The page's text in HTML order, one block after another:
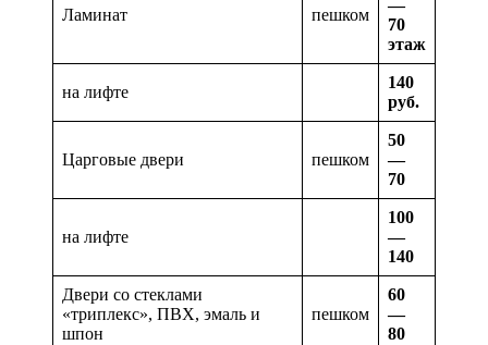
Ламинат пешком
—
70
этаж
на лифте
140
руб.
Царговые двери пешком
50
—
70
на лифте
100
—
140
Двери со стеклами
«триплекс», ПВХ, эмаль и
шпон
пешком
60
—
80